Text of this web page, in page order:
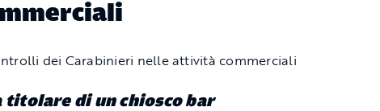
titolare di un chiosco bar